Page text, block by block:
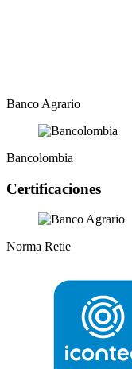
Banco Agrario
Bancolombia
Certificaciones
Norma Retie